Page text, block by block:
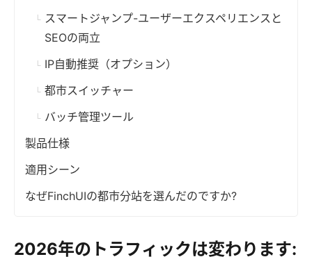
スマートジャンプ-ユーザーエクスペリエンスと
SEOの両立
IP自動推奨（オプション）
都市スイッチャー
バッチ管理ツール
製品仕様
適用シーン
なぜFinchUIの都市分站を選んだのですか?
2026年のトラフィックは変わります: